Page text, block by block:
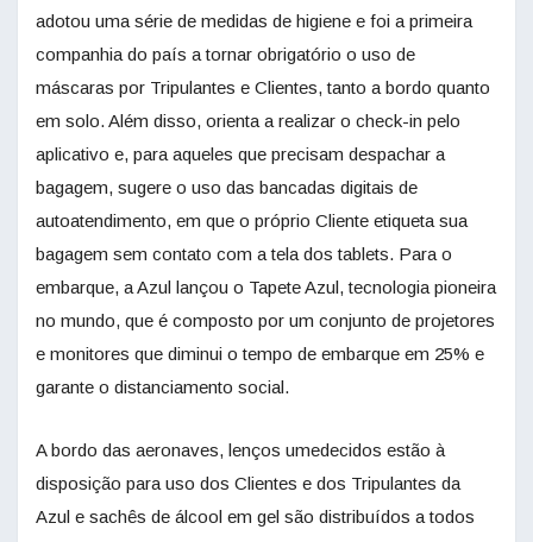
adotou uma série de medidas de higiene e foi a primeira
companhia do país a tornar obrigatório o uso de
máscaras por Tripulantes e Clientes, tanto a bordo quanto
em solo. Além disso, orienta a realizar o check-in pelo
aplicativo e, para aqueles que precisam despachar a
bagagem, sugere o uso das bancadas digitais de
autoatendimento, em que o próprio Cliente etiqueta sua
bagagem sem contato com a tela dos tablets. Para o
embarque, a Azul lançou o Tapete Azul, tecnologia pioneira
no mundo, que é composto por um conjunto de projetores
e monitores que diminui o tempo de embarque em 25% e
garante o distanciamento social.
A bordo das aeronaves, lenços umedecidos estão à
disposição para uso dos Clientes e dos Tripulantes da
Azul e sachês de álcool em gel são distribuídos a todos